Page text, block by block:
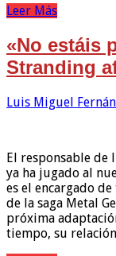
Leer Más
«No estáis
Stranding
Luis Miguel
El responsable de
ya ha jugado al
es el encargado
de la saga Metal
próxima
tiempo, su